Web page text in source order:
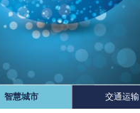
智慧城市 交通运输